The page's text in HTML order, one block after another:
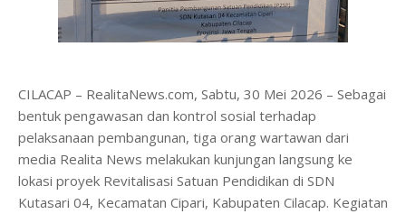
CILACAP – RealitaNews.com, Sabtu, 30 Mei 2026 – Sebagai
bentuk pengawasan dan kontrol sosial terhadap
pelaksanaan pembangunan, tiga orang wartawan dari
media Realita News melakukan kunjungan langsung ke
lokasi proyek Revitalisasi Satuan Pendidikan di SDN
Kutasari 04, Kecamatan Cipari, Kabupaten Cilacap. Kegiatan